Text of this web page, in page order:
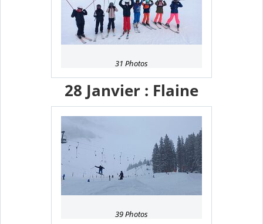
31 Photos
28 Janvier : Flaine
39 Photos